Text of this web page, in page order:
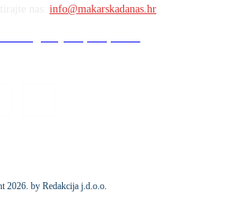
info@makarskadanas.hr
2026. by Redakcija j.d.o.o.